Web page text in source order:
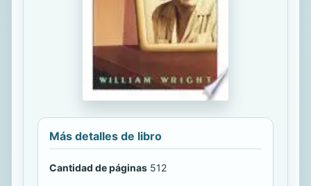
Más detalles de libro
Cantidad de páginas 512